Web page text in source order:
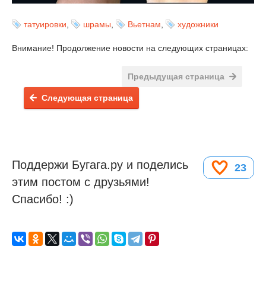
татуировки шрамы Вьетнам художники
Внимание! Продолжение новости на следующих страницах:
Предыдущая страница
Следующая страница
23
Поддержи Бугага.ру и поделись
этим постом с друзьями!
Спасибо! :)